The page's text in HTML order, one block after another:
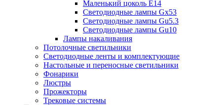
Маленький цоколь Е14
Светодиодные лампы Gx53
Светодиодные лампы Gu5.3
Светодиодные лампы Gu10
Лампы накаливания
Потолочные светильники
Светодиодные ленты и комплектующие
Настольные и переносные светильники
Фонарики
Люстры
Прожекторы
Трековые системы